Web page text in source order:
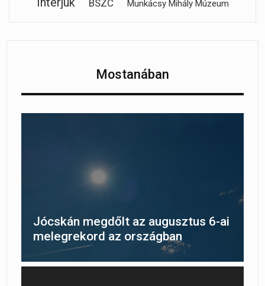
BSZC Munkácsy Mihály Múzeum
Mostanában
Jócskán megdőlt az augusztus 6-ai
melegrekord az országban